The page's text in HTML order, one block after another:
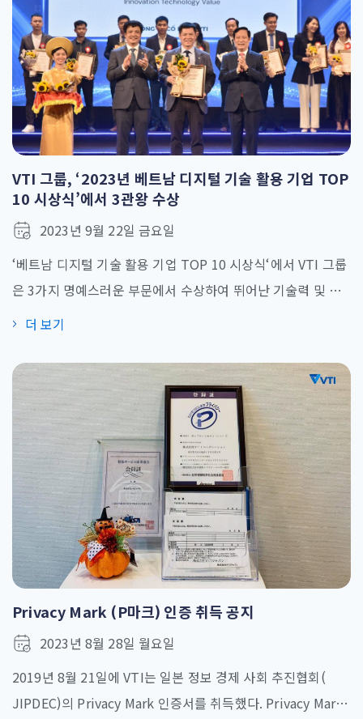
과 [...]
VTI 그룹, ‘2023년 베트남 디지털 기술 활용 기업 TOP
10 시상식’에서 3관왕 수상
2023년 9월 22일 금요일
‘베트남 디지털 기술 활용 기업 TOP 10 시상식‘에서 VTI 그룹
은 3가지 명예스러운 부문에서 수상하여 뛰어난 기술력 및 서
비스를 인증했습니다. 9월 22일 베트남 소프트웨어 및 정보 기
기업 TOP 10 시상식‘을 개최했습니다. 위 시상식은 2014년부
터 시작하여 10년 동안 베트남 IT분야에서 훌륭한 선도기업을
시상해왔습니다. VTI 그룹은 3가지 부문에서 TOP 10 [...]
더 보기
Privacy Mark (P마크) 인증 취득 공지
2023년 8월 28일 월요일
2019년 8월 21일에 VTI는 일본 정보 경제 사회 추진협회(
JIPDEC)의 Privacy Mark 인증서를 취득했다. Privacy Mark